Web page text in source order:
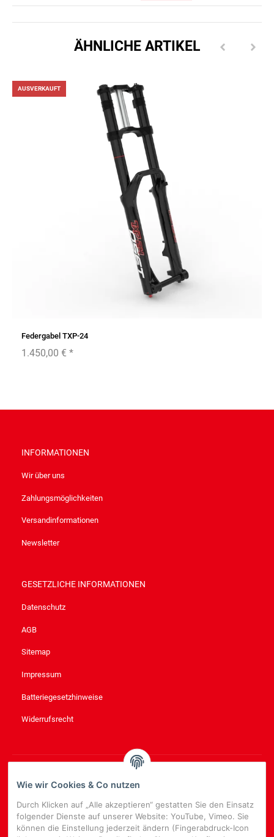
ÄHNLICHE ARTIKEL
AUSVERKAUFT
Federgabel TXP-24
1.450,00 € *
INFORMATIONEN
Wir über uns
Zahlungsmöglichkeiten
Versandinformationen
Newsletter
GESETZLICHE INFORMATIONEN
Datenschutz
AGB
Sitemap
Impressum
Batteriegesetzhinweise
Widerrufsrecht
NEWSLETTER ABONNIEREN
Bitte senden Sie mir entsprechend Ihrer
Datenschutzerklärung
regelmäßig und jederzeit widerruflich Informationen zu Ihrem
Produktsortiment per E-Mail zu.
Wie wir Cookies & Co nutzen
Durch Klicken auf „Alle akzeptieren“ gestatten Sie den Einsatz
folgender Dienste auf unserer Website: YouTube, Vimeo. Sie
können die Einstellung jederzeit ändern (Fingerabdruck-Icon